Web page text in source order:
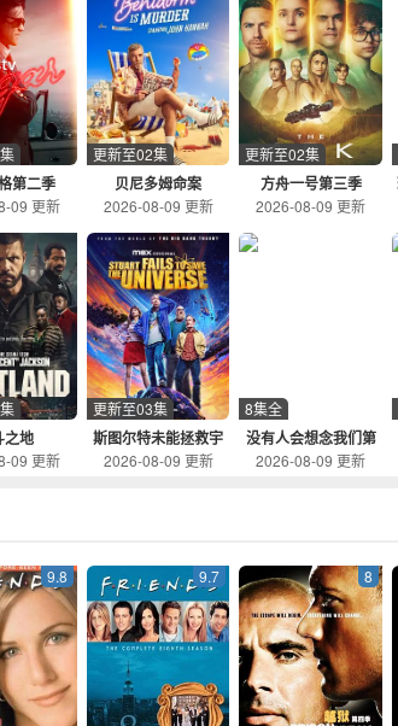
第二季
09 更新
贝尼多姆命案
更新至02集
2026-08-09 更新
方舟一号第三季
更新至02集
2026-08-09 更新
之地
09 更新
斯图尔特未能拯救宇
宙
更新至03集
2026-08-09 更新
没有人会想念我们第
一季
8集全
2026-08-09 更新
9.8 9.7 8